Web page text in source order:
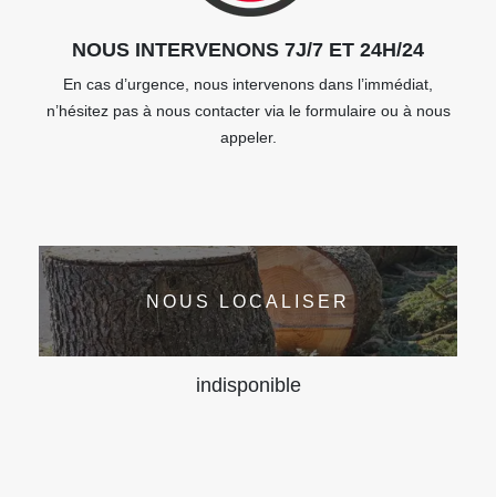
NOUS INTERVENONS 7J/7 ET 24H/24
En cas d’urgence, nous intervenons dans l’immédiat,
n’hésitez pas à nous contacter via le formulaire ou à nous
appeler.
NOUS LOCALISER
indisponible